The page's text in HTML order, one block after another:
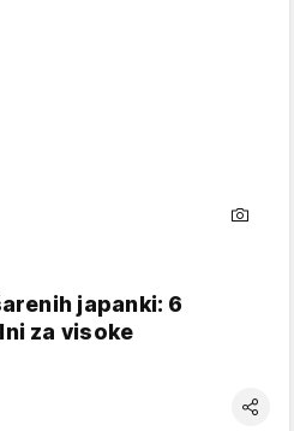
japanki: 6
za visoke